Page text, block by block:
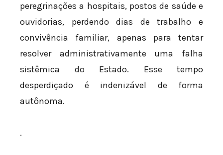
peregrinações a hospitais, postos de saúde e
ouvidorias, perdendo dias de trabalho e
convivência familiar, apenas para tentar
resolver administrativamente uma falha
sistêmica do Estado. Esse tempo
desperdiçado é indenizável de forma
autônoma.
.